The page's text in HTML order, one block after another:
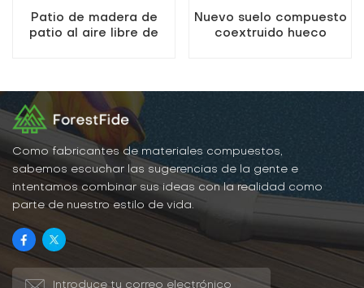
Patio de madera de
patio al aire libre de
Nuevo suelo compuesto
coextruido hueco
Como fabricantes de materiales compuestos,
sabemos escuchar las sugerencias de la gente e
intentamos combinar sus ideas con la realidad como
parte de nuestro estilo de vida.